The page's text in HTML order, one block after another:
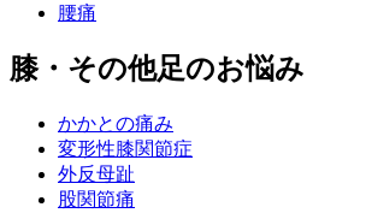
腰痛
膝・その他足のお悩み
かかとの痛み
変形性膝関節症
外反母趾
股関節痛